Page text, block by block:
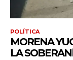
POLÍTICA
MORENA
LA